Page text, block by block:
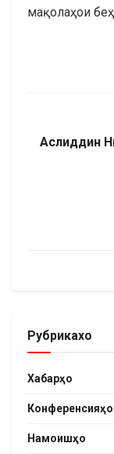
мақолаҳои
Аслиддин
Рубрикахо
Хабарҳо
Конференсияҳо
Намоишҳо